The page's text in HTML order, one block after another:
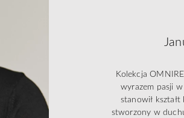
Kolekcja
wyrazem pasji
stanowił
stworzony w